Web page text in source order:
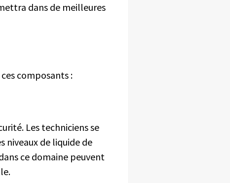
dans de meilleures
composants :
Les techniciens se
niveaux de liquide de
ce domaine peuvent